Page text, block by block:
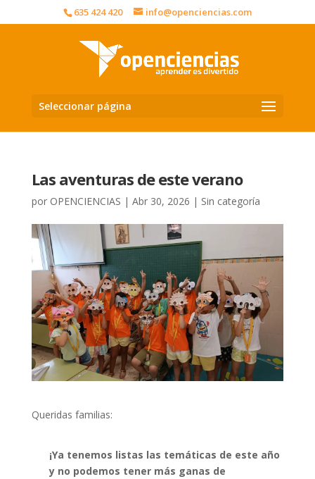
635 424 420 info@openciencias.com
Seleccionar página
Las aventuras de este verano
por OPENCIENCIAS | Abr 30, 2026 | Sin categoría
Queridas familias:
¡Ya tenemos listas las temáticas de este año
y no podemos tener más ganas de